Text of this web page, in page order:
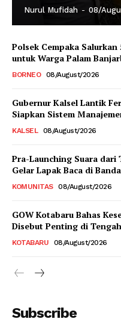
Nurul Mufidah - 08/
Polsek Cempaka
untuk Warga Palam
BORNEO 08/August/2026
Gubernur Kalsel Lantik
Siapkan Sistem
KALSEL 08/August/2026
Pra-Launching Suara dari
Gelar Lapak Baca di
KOMUNITAS 08/August/2026
GOW Kotabaru Bahas
Disebut Penting di
KOTABARU 08/August/2026
Subscribe